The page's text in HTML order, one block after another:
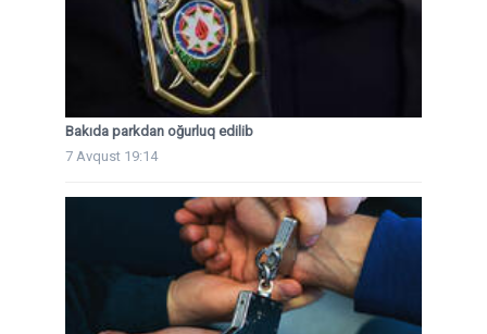
Bakıda parkdan oğurluq edilib
7 Avqust 19:14